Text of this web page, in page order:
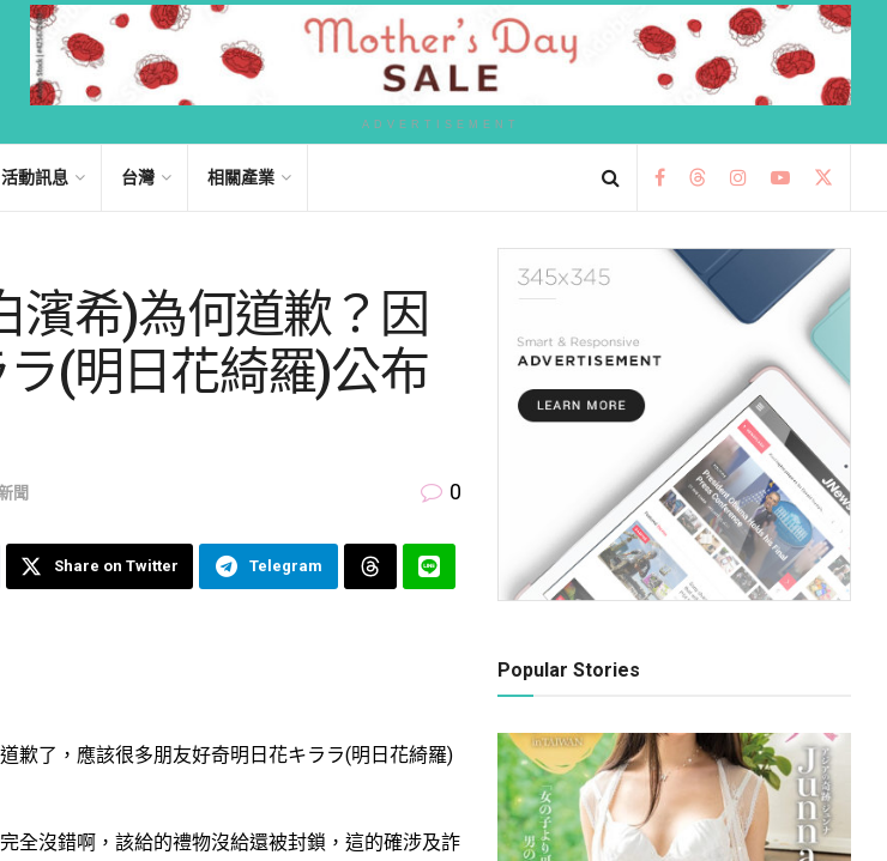
ADVERTISEMENT
活動訊息 台灣 相關產業
濱希)為何道歉？因
(明日花綺羅)公布
聞 0
Share on Twitter Telegram
了，應該很多朋友好奇明日花キララ(明日花綺羅)
沒錯啊，該給的禮物沒給還被封鎖，這的確涉及詐
Popular Stories